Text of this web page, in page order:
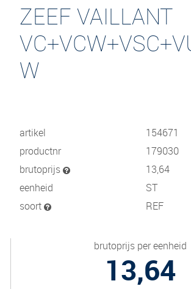
ZEEF VAILLANT
W
artikel
154671
productnr
179030
brutoprijs
13,64
eenheid
ST
soort
REF
brutoprijs per eenheid
13,64